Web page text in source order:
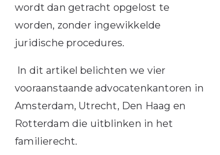
wordt dan getracht opgelost te
worden, zonder ingewikkelde
juridische procedures.
In dit artikel belichten we vier
vooraanstaande advocatenkantoren in
Amsterdam, Utrecht, Den Haag en
Rotterdam die uitblinken in het
familierecht.